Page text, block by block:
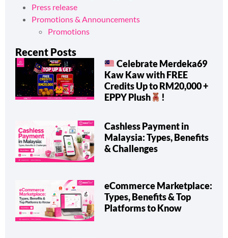
Press release
Promotions & Announcements
Promotions
Recent Posts
Celebrate Merdeka69
Kaw Kaw with FREE
Credits Up to RM20,000 +
EPPY Plush
!
Cashless Payment in
Malaysia: Types, Benefits
& Challenges
eCommerce Marketplace:
Types, Benefits & Top
Platforms to Know